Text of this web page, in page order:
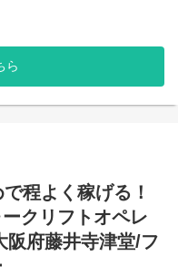
とが可能です！
トへのキャリアアップが
方も在籍しています。
トもしていきますよ◎
設備の点検・メンテナン
ン設備の巡回・点検
メンテナンス
はクレーンの操作をする
別な資格や経験は一切不
る環境なので安心してく
クレーンの資格取得も目
のスキルを身につけたい
ら
程よく稼げる！
クリフトオペレ
阪府藤井寺津堂/フ